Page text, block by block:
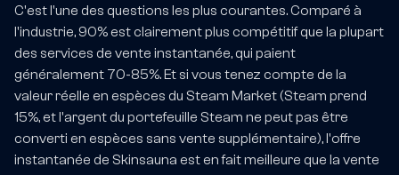
C'est l'une des questions les plus courantes. Comparé à
l'industrie, 90% est clairement plus compétitif que la plupart
des services de vente instantanée, qui paient
généralement 70-85%. Et si vous tenez compte de la
valeur réelle en espèces du Steam Market (Steam prend
15%, et l'argent du portefeuille Steam ne peut pas être
converti en espèces sans vente supplémentaire), l'offre
instantanée de Skinsauna est en fait meilleure que la vente